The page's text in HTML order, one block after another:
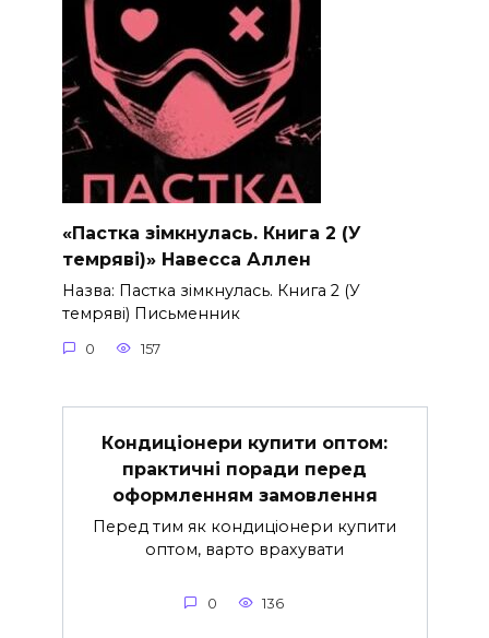
«Пастка зімкнулась. Книга 2 (У
темряві)» Навесса Аллен
Назва: Пастка зімкнулась. Книга 2 (У
темряві) Письменник
0 157
Кондиціонери купити оптом:
практичні поради перед
оформленням замовлення
Перед тим як кондиціонери купити
оптом, варто врахувати
0 136